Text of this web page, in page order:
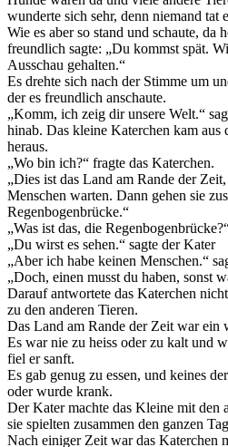
wunderte sich sehr, denn niemand tat
Wie es aber so stand und schaute, da
freundlich sagte: „Du kommst spät.
Ausschau gehalten.“
Es drehte sich nach der Stimme um
der es freundlich anschaute.
„Komm, ich zeig dir unsere Welt.“
hinab. Das kleine Katerchen kam aus
heraus.
„Wo bin ich?“ fragte das Katerchen.
„Dies ist das Land am Rande der
Menschen warten. Dann gehen sie
Regenbogenbrücke.“
„Was ist das, die
„Du wirst es sehen.“ sagte der Kater
„Aber ich habe keinen Menschen.“
„Doch, einen musst du haben, sonst
Darauf antwortete das Katerchen
zu den anderen Tieren.
Das Land am Rande der Zeit war ein
Es war nie zu heiss oder zu kalt und
fiel er sanft.
Es gab genug zu essen, und keines
oder wurde krank.
Der Kater machte das Kleine mit den
sie spielten zusammen den ganzen
Nach einiger Zeit war das Katerchen